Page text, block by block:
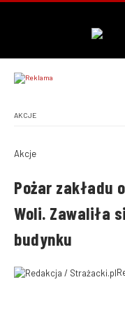
AKCJE
Akcje
Pożar zakładu
Woli. Zawaliła
budynku